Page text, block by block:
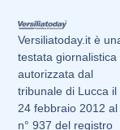
Versiliatoday.it è
testata giornalistica
autorizzata dal
tribunale di Lucca il
24 febbraio 2012 al
n° 937 del registro